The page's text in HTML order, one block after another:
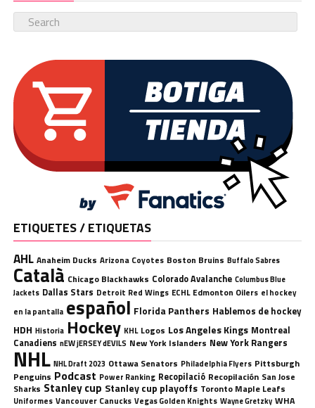
ETIQUETES / ETIQUETAS
AHL Anaheim Ducks Arizona Coyotes Boston Bruins Buffalo Sabres
Català Chicago Blackhawks Colorado Avalanche Columbus Blue
Jackets Dallas Stars Detroit Red Wings ECHL Edmonton Oilers el hockey
en la pantalla español Florida Panthers Hablemos de hockey
HDH Historia Hockey KHL Logos Los Angeles Kings Montreal
Canadiens nEW jERSEY dEVILS New York Islanders New York Rangers
NHL NHL Draft 2023 Ottawa Senators Philadelphia Flyers Pittsburgh
Penguins Podcast Power Ranking Recopilació Recopilación San Jose
Sharks Stanley cup Stanley cup playoffs Toronto Maple Leafs
Uniformes Vancouver Canucks Vegas Golden Knights Wayne Gretzky WHA